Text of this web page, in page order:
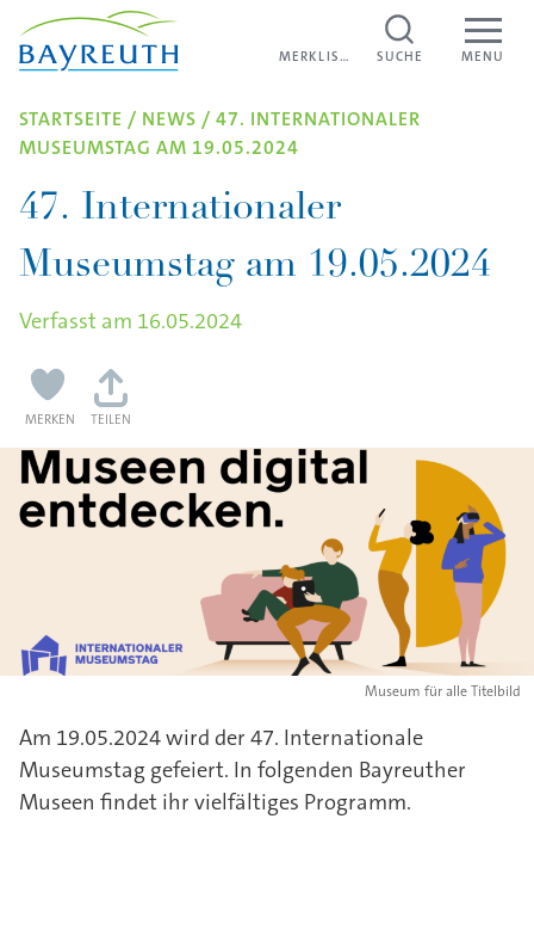
Direkt zum Inhalt
MENU
SUCHE
MERKLISTE
STARTSEITE / NEWS / 47. INTERNATIONALER
MUSEUMSTAG AM 19.05.2024
47. Internationaler
Museumstag am 19.05.2024
Verfasst am 16.05.2024
MERKEN TEILEN
Museum für alle Titelbild
Am 19.05.2024 wird der 47. Internationale
Museumstag gefeiert. In folgenden Bayreuther
Museen findet ihr vielfältiges Programm.